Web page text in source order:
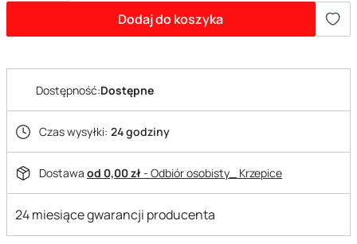
Dodaj do koszyka
Dostępność:Dostępne
Czas wysyłki: 24 godziny
Dostawa od 0,00 zł- Odbiór osobisty_ Krzepice
24 miesiące gwarancji producenta